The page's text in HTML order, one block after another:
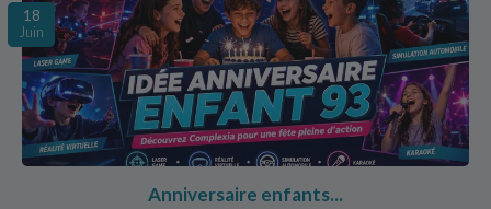
18
Juin
Anniversaire enfants...